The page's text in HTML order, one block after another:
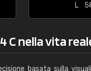
L
C nella vita
basata sulla